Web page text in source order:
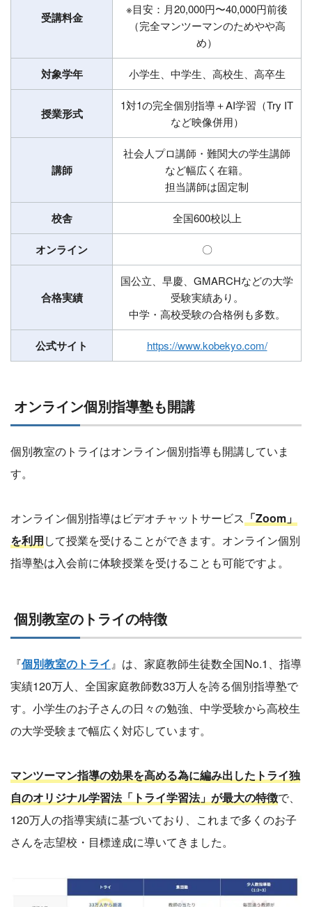
受講料金
※目安：月20,000円〜40,000円前後
（完全マンツーマンのためやや高
め）
対象学年 小学生、中学生、高校生、高卒生
授業形式
1対1の完全個別指導＋AI学習（Try IT
など映像併用）
講師
社会人プロ講師・難関大の学生講師
など幅広く在籍。
担当講師は固定制
校舎 全国600校以上
オンライン 〇
合格実績
国公立、早慶、GMARCHなどの大学
受験実績あり。
中学・高校受験の合格例も多数。
公式サイト https://www.kobekyo.com/
オンライン個別指導塾も開講
個別教室のトライはオンライン個別指導も開講していま
す。
オンライン個別指導はビデオチャットサービス 「Zoom」
を利用して授業を受けることができます。オンライン個別
指導塾は入会前に体験授業を受けることも可能ですよ。
個別教室のトライの特徴
『個別教室のトライ』は、家庭教師生徒数全国No.1、指導
実績120万人、全国家庭教師数33万人を誇る個別指導塾で
す。小学生のお子さんの日々の勉強、中学受験から高校生
の大学受験まで幅広く対応しています。
マンツーマン指導の効果を高める為に編み出したトライ独
自のオリジナル学習法「トライ学習法」が最大の特徴で、
120万人の指導実績に基づいており、これまで多くのお子
さんを志望校・目標達成に導いてきました。